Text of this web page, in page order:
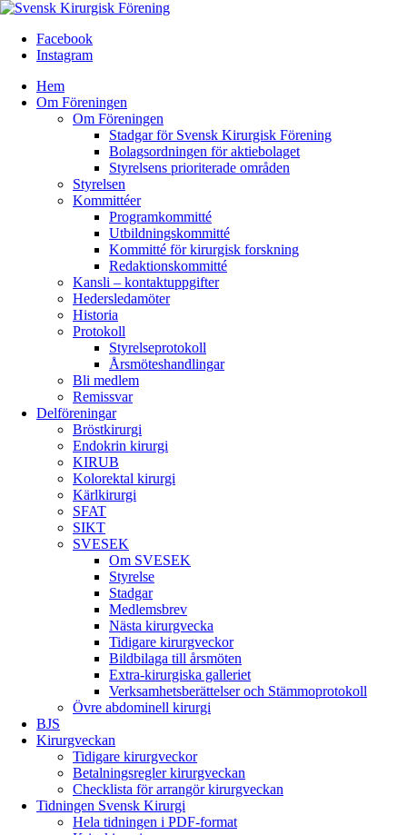
Facebook
Instagram
Hem
Om Föreningen
Om Föreningen
Stadgar för Svensk Kirurgisk Förening
Bolagsordningen för aktiebolaget
Styrelsens prioriterade områden
Styrelsen
Kommittéer
Programkommitté
Utbildningskommitté
Kommitté för kirurgisk forskning
Redaktionskommitté
Kansli – kontaktuppgifter
Hedersledamöter
Historia
Protokoll
Styrelseprotokoll
Årsmöteshandlingar
Bli medlem
Remissvar
Delföreningar
Bröstkirurgi
Endokrin kirurgi
KIRUB
Kolorektal kirurgi
Kärlkirurgi
SFAT
SIKT
SVESEK
Om SVESEK
Styrelse
Stadgar
Medlemsbrev
Nästa kirurgvecka
Tidigare kirurgveckor
Bildbilaga till årsmöten
Extra-kirurgiska galleriet
Verksamhetsberättelser och Stämmoprotokoll
Övre abdominell kirurgi
BJS
Kirurgveckan
Tidigare kirurgveckor
Betalningsregler kirurgveckan
Checklista för arrangör kirurgveckan
Tidningen Svensk Kirurgi
Hela tidningen i PDF-format